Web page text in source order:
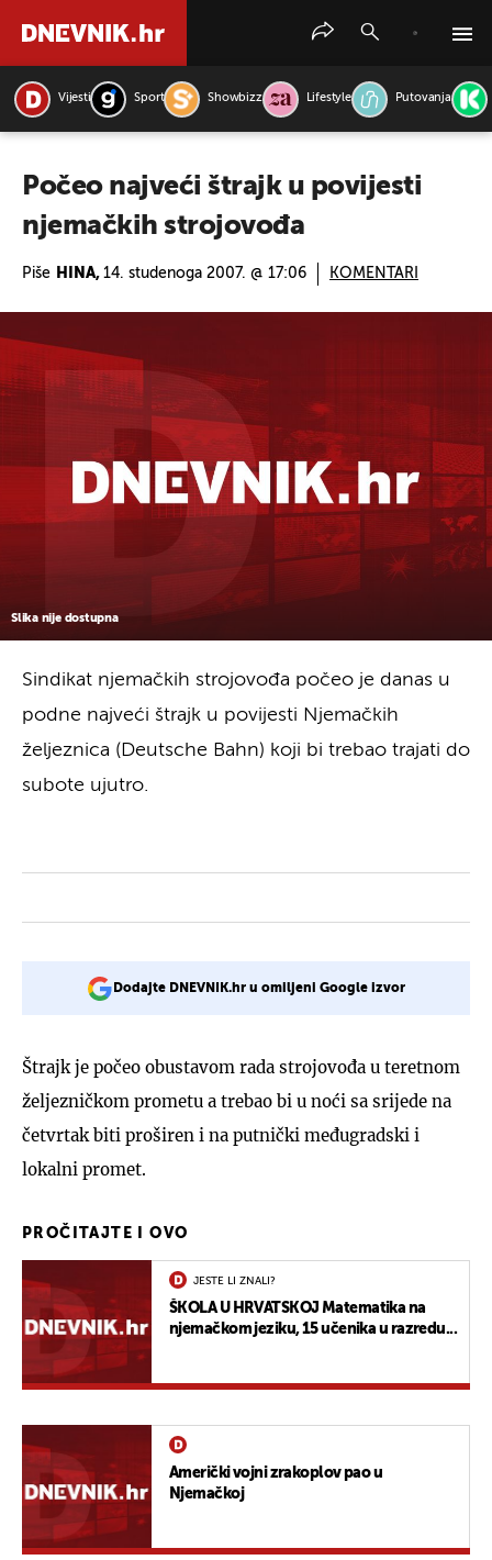
Vijesti Sport Showbizz Lifestyle Putovanja
Počeo najveći štrajk u povijesti
njemačkih strojovođa
Piše HINA, 14. studenoga 2007. @ 17:06 KOMENTARI
Slika nije dostupna
Sindikat njemačkih strojovođa počeo je danas u
podne najveći štrajk u povijesti Njemačkih
željeznica (Deutsche Bahn) koji bi trebao trajati do
subote ujutro.
Dodajte DNEVNIK.hr u omiljeni Google izvor
Štrajk je počeo obustavom rada strojovođa u teretnom
željezničkom prometu a trebao bi u noći sa srijede na
četvrtak biti proširen i na putnički međugradski i
lokalni promet.
PROČITAJTE I OVO
JESTE LI ZNALI?
ŠKOLA U HRVATSKOJ Matematika na
njemačkom jeziku, 15 učenika u razredu...
Američki vojni zrakoplov pao u
Njemačkoj
PRETRAŽITE VIJESTI